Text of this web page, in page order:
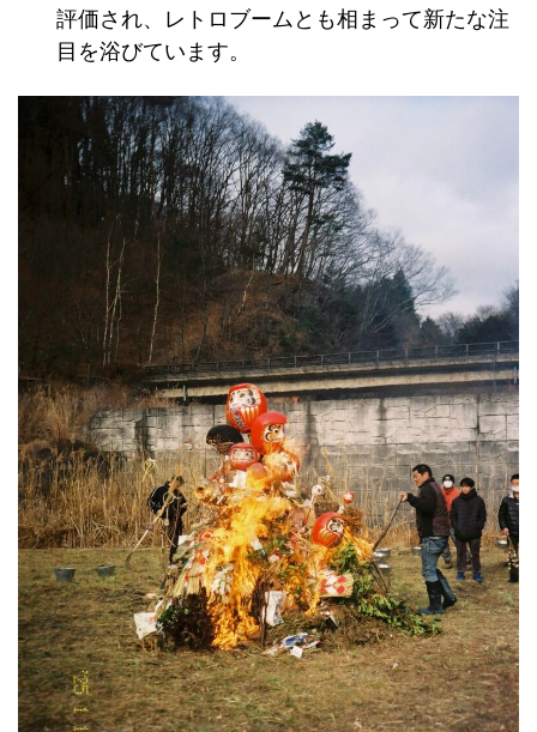
評価され、レトロブームとも相まって新たな注
目を浴びています。